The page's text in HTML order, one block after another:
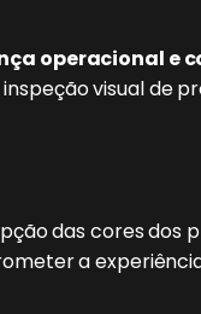
operacional e
visual de
das cores
a